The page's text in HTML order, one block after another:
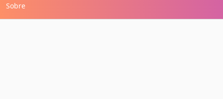
Sobre